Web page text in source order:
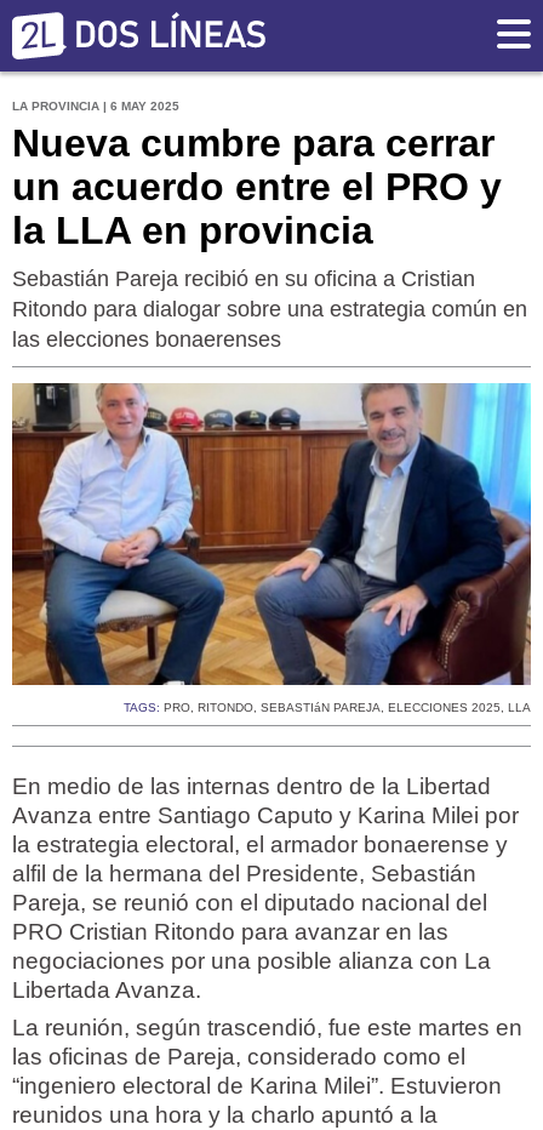
LA PROVINCIA | 6 MAY 2025
Nueva cumbre para cerrar
un acuerdo entre el PRO y
la LLA en provincia
Sebastián Pareja recibió en su oficina a Cristian
Ritondo para dialogar sobre una estrategia común en
las elecciones bonaerenses
TAGS: PRO, RITONDO, SEBASTIáN PAREJA, ELECCIONES 2025, LLA
En medio de las internas dentro de la Libertad
Avanza entre Santiago Caputo y Karina Milei por
la estrategia electoral, el armador bonaerense y
alfil de la hermana del Presidente, Sebastián
Pareja, se reunió con el diputado nacional del
PRO Cristian Ritondo para avanzar en las
negociaciones por una posible alianza con La
Libertada Avanza.
La reunión, según trascendió, fue este martes en
las oficinas de Pareja, considerado como el
“ingeniero electoral de Karina Milei”. Estuvieron
reunidos una hora y la charlo apuntó a la